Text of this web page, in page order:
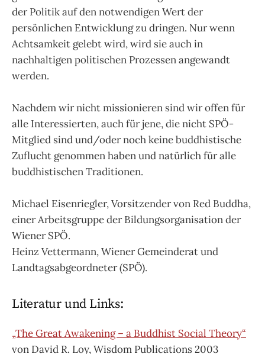
der Politik auf den notwendigen Wert der
persönlichen Entwicklung zu dringen. Nur wenn
Achtsamkeit gelebt wird, wird sie auch in
nachhaltigen politischen Prozessen angewandt
werden.
Nachdem wir nicht missionieren sind wir offen für
alle Interessierten, auch für jene, die nicht SPÖ-
Mitglied sind und/oder noch keine buddhistische
Zuflucht genommen haben und natürlich für alle
buddhistischen Traditionen.
Michael Eisenriegler, Vorsitzender von Red Buddha,
einer Arbeitsgruppe der Bildungsorganisation der
Wiener SPÖ.
Heinz Vettermann, Wiener Gemeinderat und
Landtagsabgeordneter (SPÖ).
Literatur und Links:
„The Great Awakening – a Buddhist Social Theory“
von David R. Loy, Wisdom Publications 2003